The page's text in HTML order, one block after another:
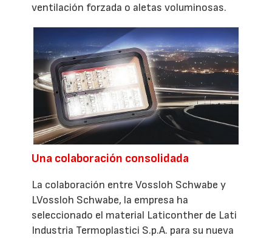
ventilación forzada o aletas voluminosas.
Una colaboración consolidada
La colaboración entre Vossloh Schwabe y
LVossloh Schwabe, la empresa ha
seleccionado el material Laticonther de Lati
Industria Termoplastici S.p.A. para su nueva